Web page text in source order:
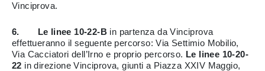
Vinciprova.
6. Le linee 10-22-B in partenza da Vinciprova
effettueranno il seguente percorso: Via Settimio Mobilio,
Via Cacciatori dell’Irno e proprio percorso. Le linee 10-20-
22 in direzione Vinciprova, giunti a Piazza XXIV Maggio,